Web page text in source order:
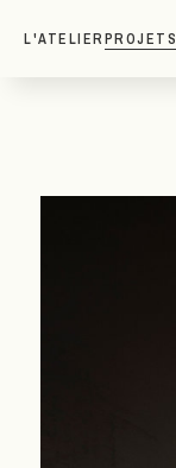
L'ATELIERPROJETS